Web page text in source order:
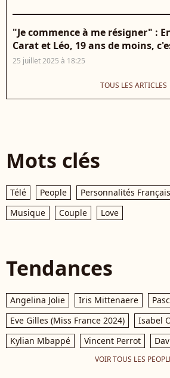
"Je commence à me résigner" :
Carat et Léo, 19 ans de moins,
25 juillet 2025 à 18:25
TOUS LES ARTICLES
Mots clés
Télé People Personnalités
Musique
Couple Love
Tendances
Angelina Jolie Iris Mittenaere
Eve Gilles (Miss France 2024)
Isabel
Kylian Mbappé
Vincent Perrot
VOIR TOUS LES